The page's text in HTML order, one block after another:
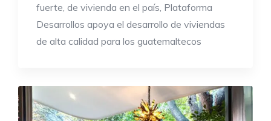
fuerte, de vivienda en el país, Plataforma
Desarrollos apoya el desarrollo de viviendas
de alta calidad para los guatemaltecos